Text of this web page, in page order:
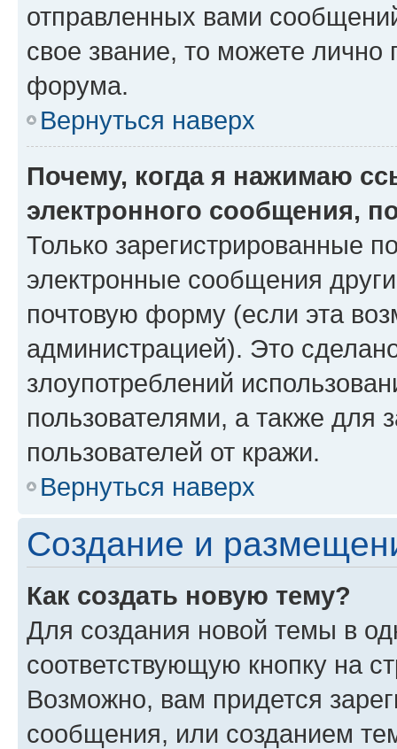
отправленных вами
свое звание, то можете лично
форума.
Вернуться наверх
Почему, когда я нажимаю
электронного сообщения,
Только зарегистрированные
электронные сообщения
почтовую форму (если эта
администрацией). Это
злоупотреблений
пользователями, а также для
пользователей от кражи.
Вернуться наверх
Создание и
Как создать новую тему?
Для создания новой темы в
соответствующую кнопку на
Возможно, вам придется
сообщения, или созданием